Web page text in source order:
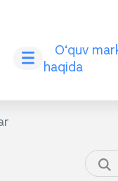
O‘quv
haqida